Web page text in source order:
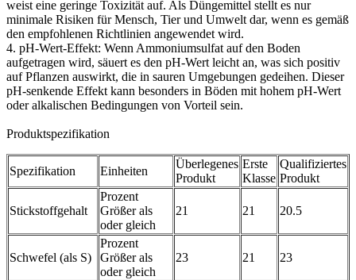
weist eine geringe Toxizität auf. Als Düngemittel stellt es nur
minimale Risiken für Mensch, Tier und Umwelt dar, wenn es gemäß
den empfohlenen Richtlinien angewendet wird.
4. pH-Wert-Effekt: Wenn Ammoniumsulfat auf den Boden
aufgetragen wird, säuert es den pH-Wert leicht an, was sich positiv
auf Pflanzen auswirkt, die in sauren Umgebungen gedeihen. Dieser
pH-senkende Effekt kann besonders in Böden mit hohem pH-Wert
oder alkalischen Bedingungen von Vorteil sein.
Produktspezifikation
Spezifikation Einheiten
Überlegenes
Produkt
Erste
Klasse
Qualifiziertes
Produkt
Stickstoffgehalt
Prozent
Größer als
oder gleich
21 21 20.5
Schwefel (als S)
Prozent
Größer als
oder gleich
23 21 23